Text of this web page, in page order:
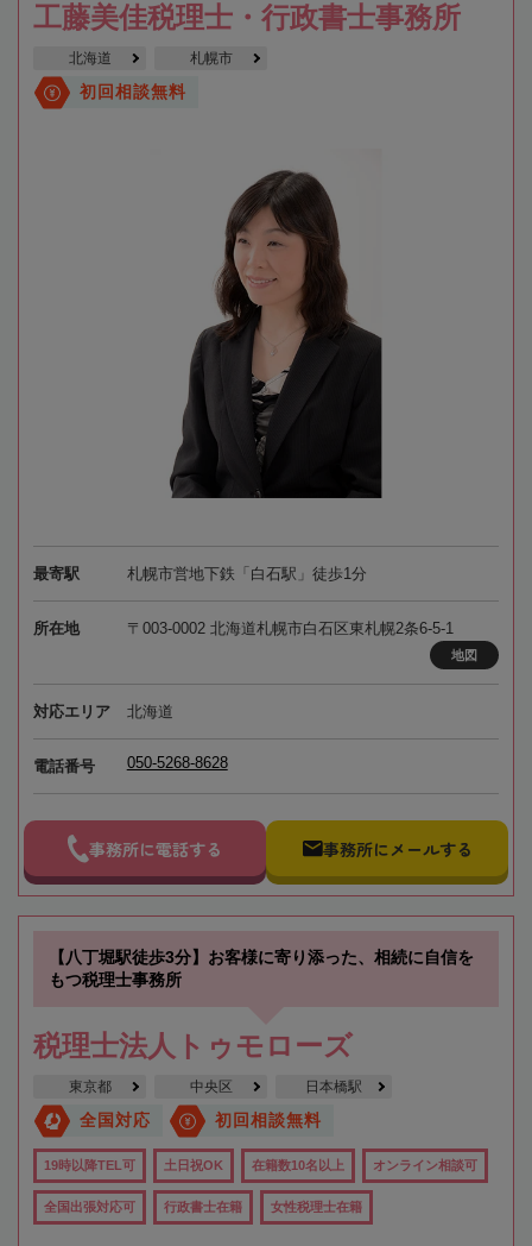
工藤美佳税理士・行政書士事務所
北海道 札幌市
初回相談無料
最寄駅 札幌市営地下鉄「白石駅」徒歩1分
所在地 〒003-0002 北海道札幌市白石区東札幌2条6-5-1
地図
対応エリア 北海道
電話番号 050-5268-8628
事務所に電話する 事務所にメールする
【八丁堀駅徒歩3分】お客様に寄り添った、相続に自信を
もつ税理士事務所
税理士法人トゥモローズ
東京都 中央区 日本橋駅
全国対応 初回相談無料
19時以降TEL可 土日祝OK 在籍数10名以上 オンライン相談可
全国出張対応可 行政書士在籍 女性税理士在籍